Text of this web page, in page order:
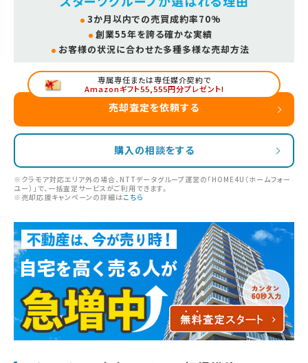
3か月以内での売買成約率70%
創業55年を誇る確かな実績
お客様の状況に合わせた多種多様な売却方法
専属専任または専任媒介契約で
Amazonギフト55,555円分プレゼント!
売却査定を依頼する
購入の相談をする
※クラモア対応エリア外の場合、NTTデータグループ運営の「HOME4U（ホームフォー
ユー）」で、一括査定サービスがご利用できます。
※売却応援キャンペーンの詳細はこちら